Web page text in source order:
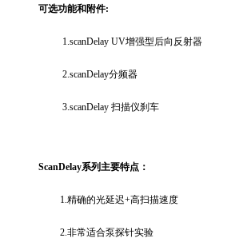
可选功能和附件:
1.scanDelay UV增强型后向反射器
2.scanDelay分频器
3.scanDelay 扫描仪刹车
ScanDelay系列主要特点：
1.精确的光延迟+高扫描速度
2.非常适合泵探针实验